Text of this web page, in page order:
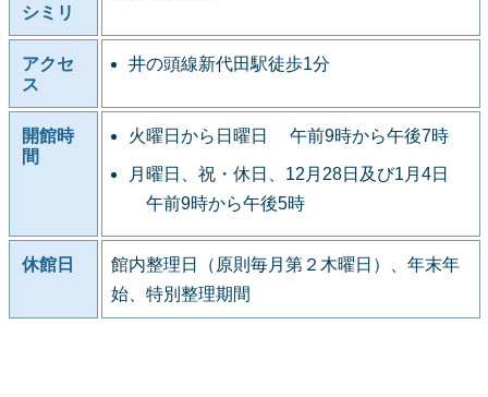
シミリ
アクセ
ス
井の頭線新代田駅徒歩1分
開館時
間
火曜日から日曜日 午前9時から午後7時
月曜日、祝・休日、12月28日及び1月4日
午前9時から午後5時
休館日
館内整理日（原則毎月第２木曜日）、年末年
始、特別整理期間